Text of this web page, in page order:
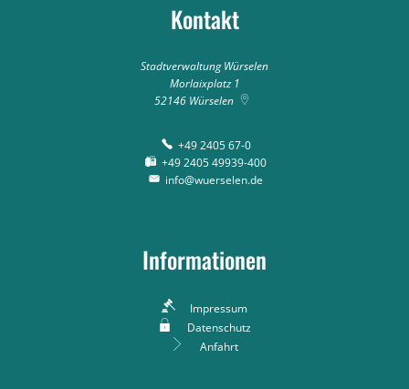
Kontakt
Stadtverwaltung Würselen
Morlaixplatz 1
52146 Würselen
+49 2405 67-0
+49 2405 49939-400
info@wuerselen.de
Informationen
Impressum
Datenschutz
Anfahrt